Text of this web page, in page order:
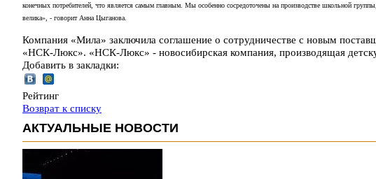
конечных потребителей, что является самым главным. Мы особенно сосредоточены на производстве школьной
велика», - говорит Анна Цыганова.
Компания «Мила» заключила соглашение о сотрудничестве с новым
«НСК-Люкс». «НСК-Люкс» - новосибирская компания, производящая
Добавить в закладки:
Рейтинг
Возврат к списку
АКТУАЛЬНЫЕ НОВОСТИ